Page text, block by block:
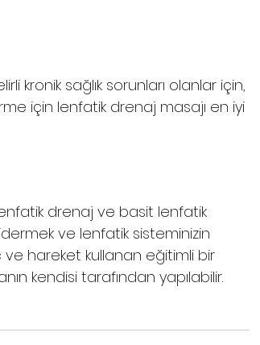
kronik sağlık sorunları olanlar için,
için lenfatik drenaj masajı en iyi
drenaj ve basit lenfatik
ve lenfatik sisteminizin
ve hareket kullanan eğitimli bir
kendisi tarafından yapılabilir.